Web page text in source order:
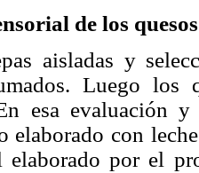
de los quesos
aisladas y
Luego los
esa evaluación
elaborado con
elaborado por el